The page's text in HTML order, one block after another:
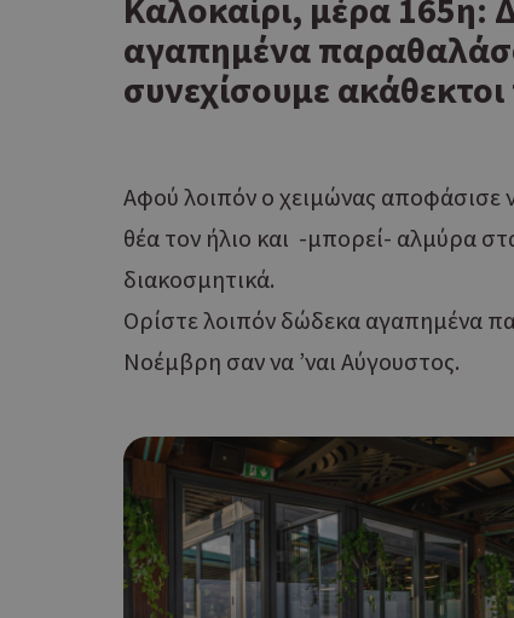
Καλοκαίρι, μέρα 165η:
αγαπημένα
συνεχίσουμε
Αφού λοιπόν ο χειμώνας αποφάσισε
θέα τον ήλιο και -μπορεί- αλμύρα
διακοσμητικά.
Ορίστε λοιπόν δώδεκα αγαπημένα
Νοέμβρη σαν να ’ναι Αύγουστος.